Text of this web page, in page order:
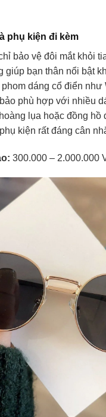
phụ kiện đi kèm
bảo vệ đôi mắt khỏi
giúp bạn thân nổi bật
dáng cổ điển như
phù hợp với nhiều
lụa hoặc đồng hồ
kiện rất đáng cân
300.000 – 2.000.000